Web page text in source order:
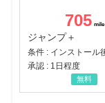
705
ジャンプ＋
承認 : 1日程度
無料